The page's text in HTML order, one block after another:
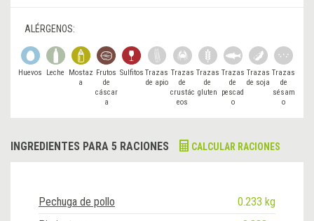
ALÉRGENOS:
Huevos Leche
Mostaz
a
Frutos
de
cáscar
a
Sulfitos Trazas
de apio
Trazas
de
crustác
eos
Trazas
de
gluten
Trazas
de
pescad
o
Trazas
de soja
Trazas
de
sésam
o
INGREDIENTES PARA 5 RACIONES CALCULAR RACIONES
Pechuga de pollo
0.233 kg